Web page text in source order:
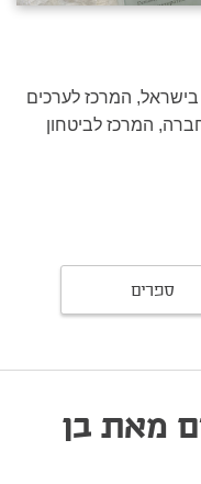
המרכז לערכים
המרכז לביטחון
ספרים
מאת בן